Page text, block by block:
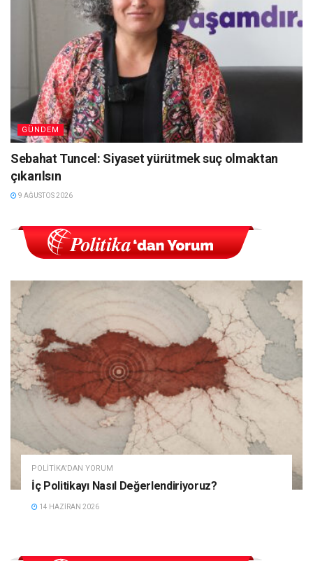
GÜNDEM
Sebahat Tuncel: Siyaset yürütmek suç olmaktan
çıkarılsın
9 AĞUSTOS 2026
POLITIKA'DAN YORUM
İç Politikayı Nasıl Değerlendiriyoruz?
14 HAZIRAN 2026